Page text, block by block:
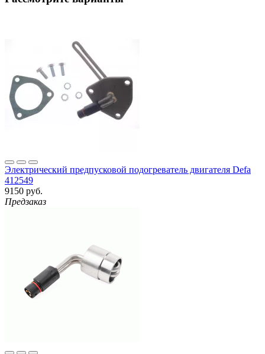
Электрический предпусковой подогреватель двигателя Defa
412549
9150 руб.
Предзаказ